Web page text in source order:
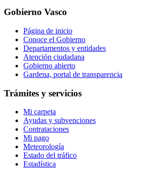
Gobierno Vasco
Página de inicio
Conoce el Gobierno
Departamentos y entidades
Atención ciudadana
Gobierno abierto
Gardena, portal de transparencia
Trámites y servicios
Mi carpeta
Ayudas y subvenciones
Contrataciones
Mi pago
Meteorología
Estado del tráfico
Estadística